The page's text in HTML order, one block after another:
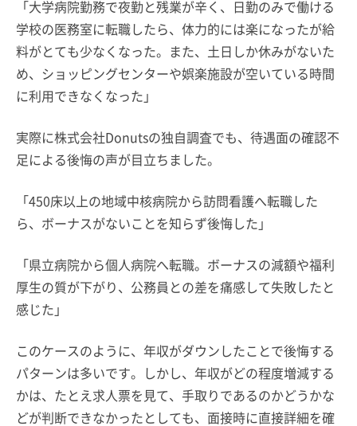
「大学病院勤務で夜勤と残業が辛く、日勤のみで働ける
学校の医務室に転職したら、体力的には楽になったが給
料がとても少なくなった。また、土日しか休みがないた
め、ショッピングセンターや娯楽施設が空いている時間
に利用できなくなった」
実際に株式会社Donutsの独自調査でも、待遇面の確認不
足による後悔の声が目立ちました。
「450床以上の地域中核病院から訪問看護へ転職した
ら、ボーナスがないことを知らず後悔した」
「県立病院から個人病院へ転職。ボーナスの減額や福利
厚生の質が下がり、公務員との差を痛感して失敗したと
感じた」
このケースのように、年収がダウンしたことで後悔する
パターンは多いです。しかし、年収がどの程度増減する
かは、たとえ求人票を見て、手取りであるのかどうかな
どが判断できなかったとしても、面接時に直接詳細を確